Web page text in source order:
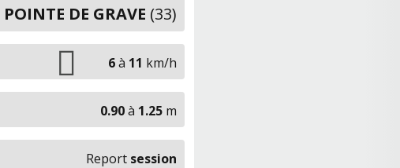
POINTE DE GRAVE (33)
6à 11 km/h
0.90à 1.25 m
Report session